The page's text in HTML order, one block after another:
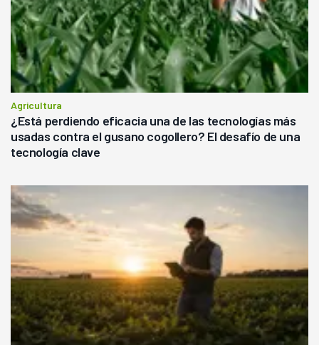
Agricultura
¿Está perdiendo eficacia una de las tecnologías más
usadas contra el gusano cogollero? El desafío de una
tecnología clave